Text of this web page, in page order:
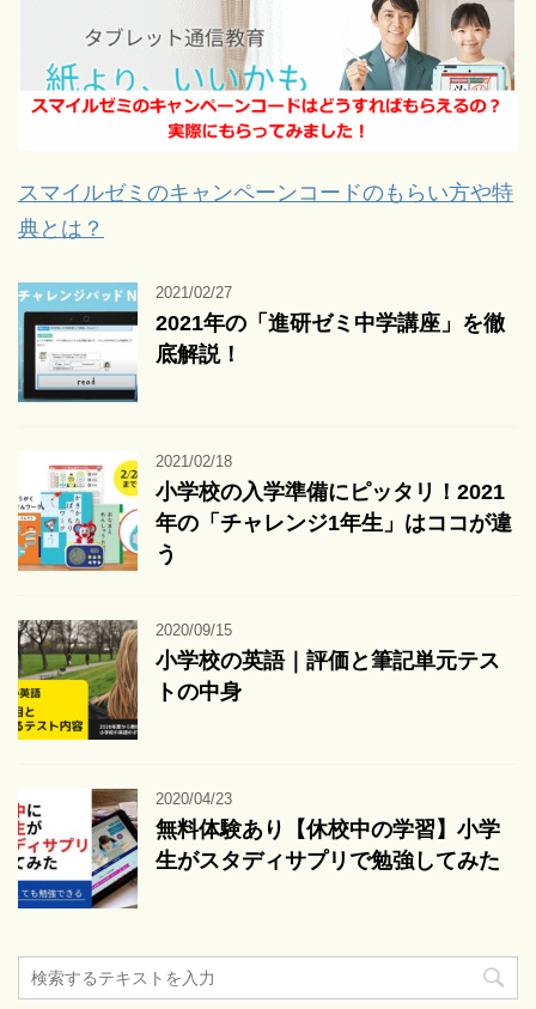
スマイルゼミのキャンペーンコードのもらい方や特
典とは？
2021/02/27
2021年の「進研ゼミ中学講座」を徹
底解説！
2021/02/18
小学校の入学準備にピッタリ！2021
年の「チャレンジ1年生」はココが違
う
2020/09/15
小学校の英語｜評価と筆記単元テス
トの中身
2020/04/23
無料体験あり【休校中の学習】小学
生がスタディサプリで勉強してみた